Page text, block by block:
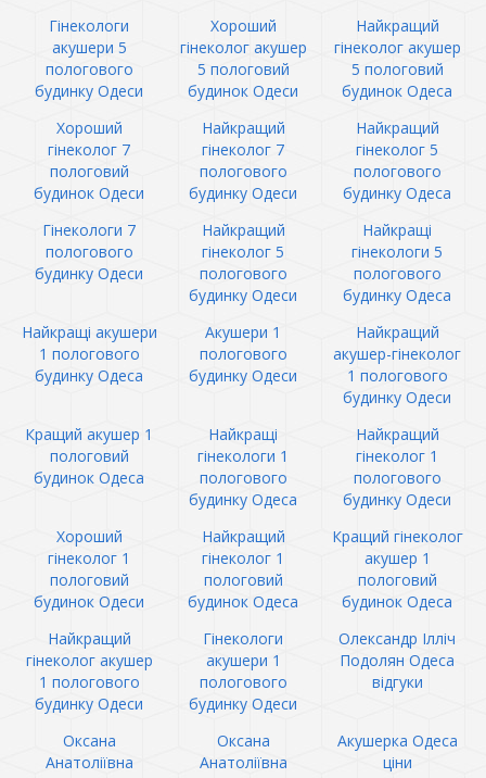
Гінекологи
акушери 5
пологового
будинку Одеси
Хороший
гінеколог акушер
5 пологовий
будинок Одеси
Найкращий
гінеколог акушер
5 пологовий
будинок Одеса
Хороший
гінеколог 7
пологовий
будинок Одеси
Найкращий
гінеколог 7
пологового
будинку Одеси
Найкращий
гінеколог 5
пологового
будинку Одеса
Гінекологи 7
пологового
будинку Одеси
Найкращий
гінеколог 5
пологового
будинку Одеси
Найкращі
гінекологи 5
пологового
будинку Одеса
Найкращі акушери
1 пологового
будинку Одеса
Акушери 1
пологового
будинку Одеси
Найкращий
акушер-гінеколог
1 пологового
будинку Одеси
Кращий акушер 1
пологовий
будинок Одеса
Найкращі
гінекологи 1
пологового
будинку Одеса
Найкращий
гінеколог 1
пологового
будинку Одеси
Хороший
гінеколог 1
пологовий
будинок Одеси
Найкращий
гінеколог 1
пологовий
будинок Одеса
Кращий гінеколог
акушер 1
пологовий
будинок Одеса
Найкращий
гінеколог акушер
1 пологового
будинку Одеси
Гінекологи
акушери 1
пологового
будинку Одеси
Олександр Ілліч
Подолян Одеса
відгуки
Оксана
Анатоліївна
Оксана
Анатоліївна
Акушерка Одеса
ціни